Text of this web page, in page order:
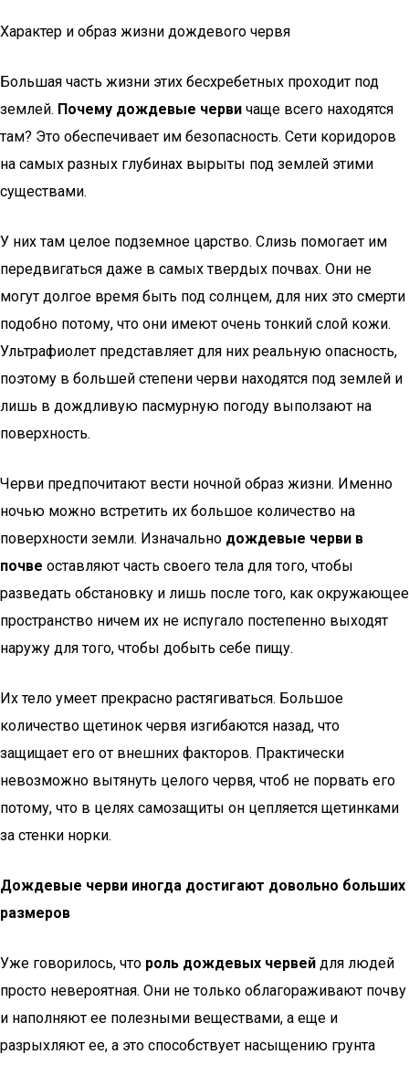
Характер и образ жизни дождевого червя
Большая часть жизни этих бесхребетных проходит под
землей. Почему дождевые черви чаще всего находятся
там? Это обеспечивает им безопасность. Сети коридоров
на самых разных глубинах вырыты под землей этими
существами.
У них там целое подземное царство. Слизь помогает им
передвигаться даже в самых твердых почвах. Они не
могут долгое время быть под солнцем, для них это смерти
подобно потому, что они имеют очень тонкий слой кожи.
Ультрафиолет представляет для них реальную опасность,
поэтому в большей степени черви находятся под землей и
лишь в дождливую пасмурную погоду выползают на
поверхность.
Черви предпочитают вести ночной образ жизни. Именно
ночью можно встретить их большое количество на
поверхности земли. Изначально дождевые черви в
почве оставляют часть своего тела для того, чтобы
разведать обстановку и лишь после того, как окружающее
пространство ничем их не испугало постепенно выходят
наружу для того, чтобы добыть себе пищу.
Их тело умеет прекрасно растягиваться. Большое
количество щетинок червя изгибаются назад, что
защищает его от внешних факторов. Практически
невозможно вытянуть целого червя, чтоб не порвать его
потому, что в целях самозащиты он цепляется щетинками
за стенки норки.
Дождевые черви иногда достигают довольно больших
размеров
Уже говорилось, что роль дождевых червей для людей
просто невероятная. Они не только облагораживают почву
и наполняют ее полезными веществами, а еще и
разрыхляют ее, а это способствует насыщению грунта